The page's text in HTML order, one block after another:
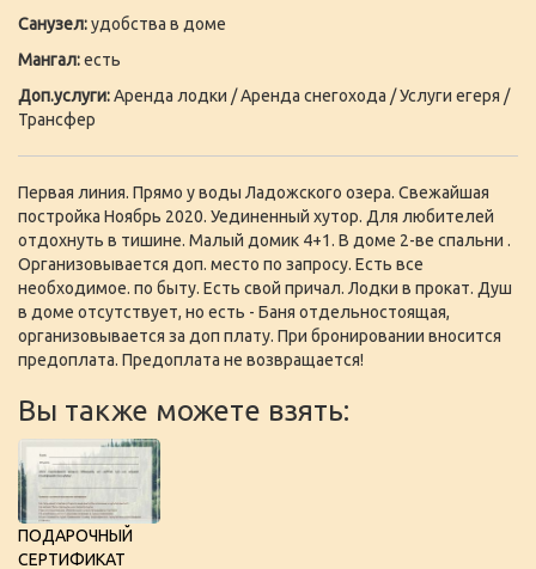
Санузел:удобства в доме
Мангал:есть
Доп.услуги:Аренда лодки / Аренда снегохода / Услуги егеря /
Трансфер
Первая линия. Прямо у воды Ладожского озера. Свежайшая
постройка Ноябрь 2020. Уединенный хутор. Для любителей
отдохнуть в тишине. Малый домик 4+1. В доме 2-ве спальни .
Организовывается доп. место по запросу. Есть все
необходимое. по быту. Есть свой причал. Лодки в прокат. Душ
в доме отсутствует, но есть - Баня отдельностоящая,
организовывается за доп плату. При бронировании вносится
предоплата. Предоплата не возвращается!
Вы также можете взять:
ПОДАРОЧНЫЙ
СЕРТИФИКАТ